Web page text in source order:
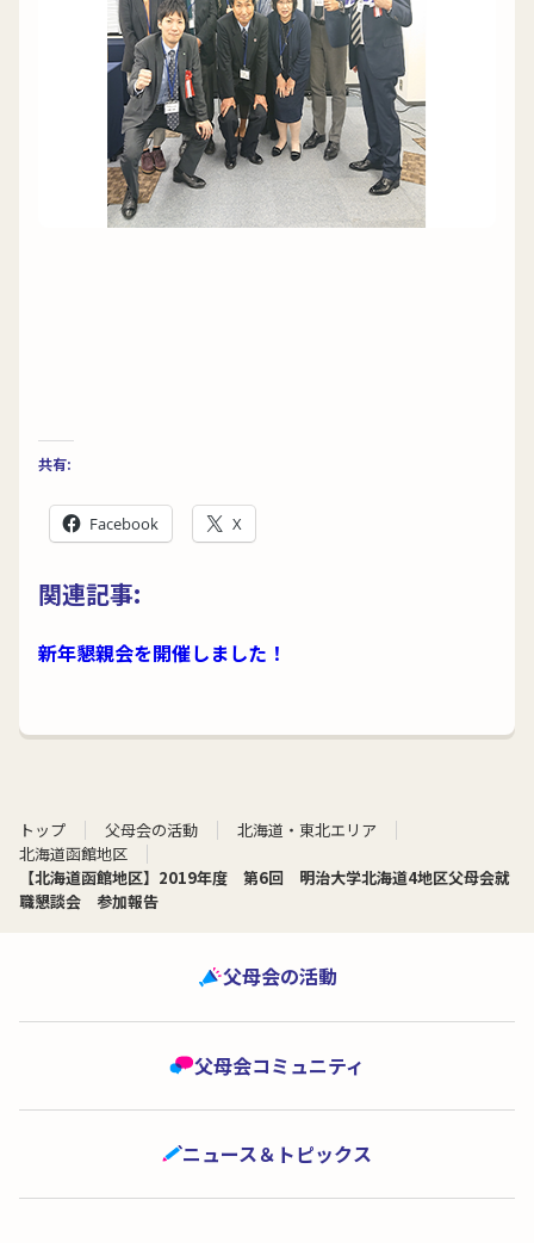
共有:
Facebook X
関連記事:
新年懇親会を開催しました！
トップ 父母会の活動
北海道・東北エリア
北海道函館地区
【北海道函館地区】2019年度 第6回 明治大学北海道4地区父母会就
職懇談会 参加報告
父母会の活動
父母会コミュニティ
ニュース＆トピックス